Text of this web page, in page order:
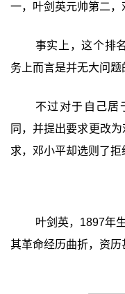
一，叶剑英元帅第二，
事实上，这个排
务上而言是并无大问题
不过对于自己居
同，并提出要求更改
求，邓小平却选则了拒
叶剑英，1897年
其革命经历曲折，资历